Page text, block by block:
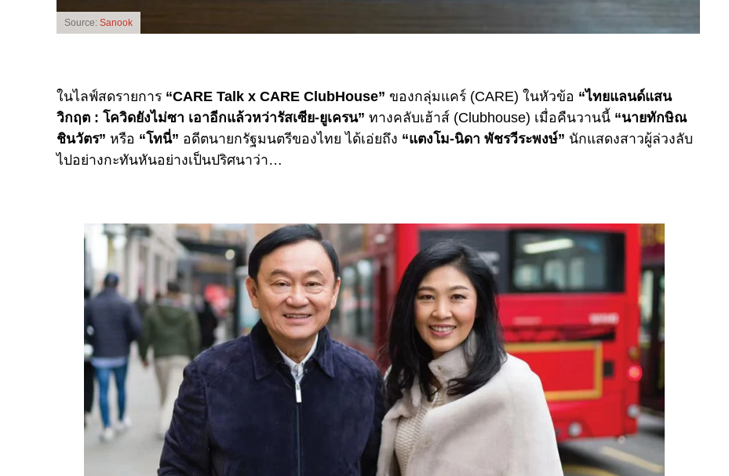
Source: Sanook
ในไลฟ์สดรายการ “CARE Talk x CARE ClubHouse” ของกลุ่มแคร์ (CARE) ในหัวข้อ “ไทยแลนด์แสน
วิกฤต : โควิดยังไม่ซา เอาอีกแล้วหว่ารัสเซีย-ยูเครน” ทางคลับเฮ้าส์ (Clubhouse) เมื่อคืนวานนี้ “นายทักษิณ
ชินวัตร” หรือ “โทนี่” อดีตนายกรัฐมนตรีของไทย ได้เอ่ยถึง “แตงโม-นิดา พัชรวีระพงษ์” นักแสดงสาวผู้ล่วงลับ
ไปอย่างกะทันหันอย่างเป็นปริศนาว่า…